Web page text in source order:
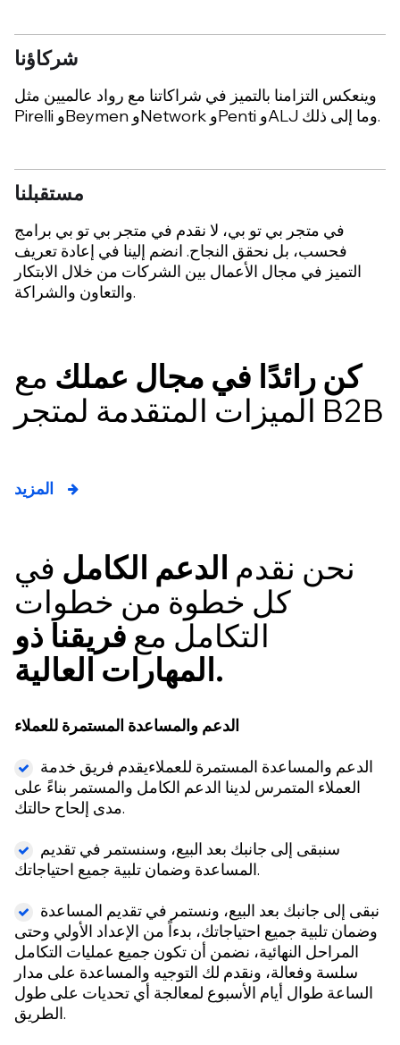
شركاؤنا
وينعكس التزامنا بالتميز في شراكاتنا مع رواد عالميين مثل
Pirelli وBeymen وNetwork وPenti وALJ وما إلى ذلك.
مستقبلنا
في متجر بي تو بي، لا نقدم في متجر بي تو بي برامج
فحسب، بل نحقق النجاح. انضم إلينا في إعادة تعريف
التميز في مجال الأعمال بين الشركات من خلال الابتكار
والتعاون والشراكة.
كن رائدًا في مجال عملك مع
الميزات المتقدمة لمتجر B2B
المزيد
نحن نقدم الدعم الكامل في
كل خطوة من خطوات
التكامل مع فريقنا ذو
المهارات العالية.
الدعم والمساعدة المستمرة للعملاء
الدعم والمساعدة المستمرة للعملاءيقدم فريق خدمة
العملاء المتمرس لدينا الدعم الكامل والمستمر بناءً على
مدى إلحاح حالتك.
سنبقى إلى جانبك بعد البيع، وسنستمر في تقديم
المساعدة وضمان تلبية جميع احتياجاتك.
نبقى إلى جانبك بعد البيع، ونستمر في تقديم المساعدة
وضمان تلبية جميع احتياجاتك، بدءاً من الإعداد الأولي وحتى
المراحل النهائية، نضمن أن تكون جميع عمليات التكامل
سلسة وفعالة، ونقدم لك التوجيه والمساعدة على مدار
الساعة طوال أيام الأسبوع لمعالجة أي تحديات على طول
الطريق.